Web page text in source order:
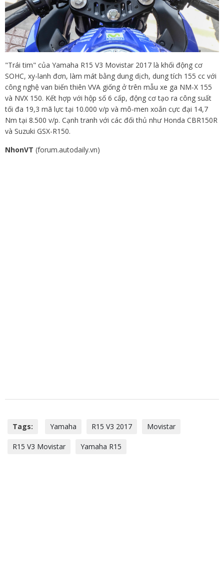
"Trái tim" của Yamaha R15 V3 Movistar 2017 là khối động cơ
SOHC, xy-lanh đơn, làm mát bằng dung dịch, dung tích 155 cc với
công nghệ van biến thiên VVA giống ở trên mẫu xe ga NM-X 155
và NVX 150. Kết hợp với hộp số 6 cấp, động cơ tạo ra công suất
tối đa 19,3 mã lực tại 10.000 v/p và mô-men xoắn cực đại 14,7
Nm tại 8.500 v/p. Cạnh tranh với các đối thủ như Honda CBR150R
và Suzuki GSX-R150.
NhonVT (forum.autodaily.vn)
Tags: Yamaha R15 V3 2017 Movistar
R15 V3 Movistar Yamaha R15